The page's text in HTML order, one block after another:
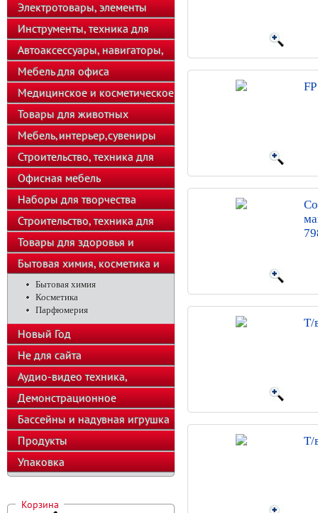
телефоны
Электротовары, элементы
питания, освещение
Инструменты, техника для
подсобного хозяйства
Автоаксессуары, навигаторы,
автозвук
Мебель для офиса
Медицинское и косметическое
оборудование
Товары для животных
Мебель,интерьер,сувениры
Строительство, техника для
хозяйства
Офисная мебель
Наборы для творчества
Строительство, техника для
подсобного хозяйства
Товары для здоровья и
красоты
Бытовая химия, косметика и
парфюмерия
Бытовая химия
Косметика
Парфюмерия
Новый Год
Не для сайта
Аудио-видео техника,
телефоны, калькуляторы
Демонстрационное
оборудование
Бассейны и надувная игрушка
Продукты
Упаковка
Корзина
Т/
Т/